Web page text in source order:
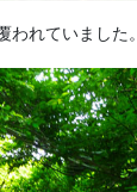
われていました。